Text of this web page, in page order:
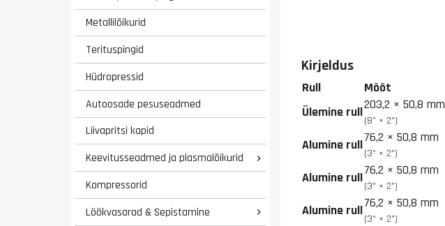
Metallilõikurid
Terituspingid
Hüdropressid
Autoosade pesuseadmed
Liivapritsi kapid
Keevitusseadmed ja plasmalõikurid

Kompressorid
Löökvasarad & Sepistamine

Kirjeldus
Rull Mõõt
Ülemine rull203,2 × 50,8 mm
(8" × 2")
Alumine rull76,2 × 50,8 mm
(3" × 2")
Alumine rull76,2 × 50,8 mm
(3" × 2")
Alumine rull76,2 × 50,8 mm
(3" × 2")